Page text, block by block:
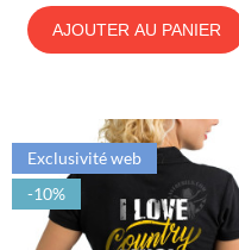
AJOUTER AU PANIER
Exclusivité web
-10%